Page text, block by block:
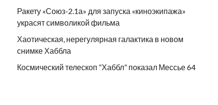
Ракету «Союз-2.1а» для запуска «киноэкипажа»
украсят символикой фильма
Хаотическая, нерегулярная галактика в новом
снимке Хаббла
Космический телескоп “Хаббл” показал Мессье 64